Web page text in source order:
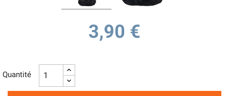
3,90 €
Quantité